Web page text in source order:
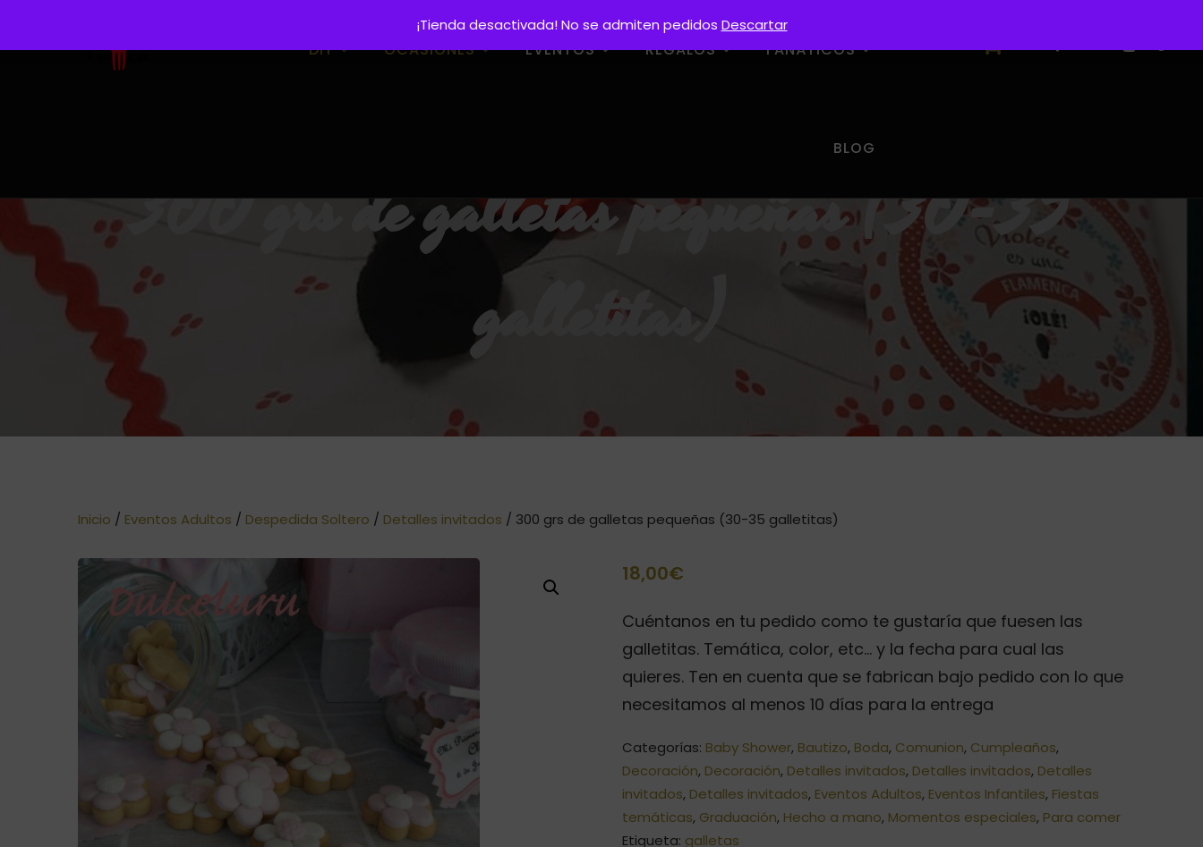
DIY OCASIONES EVENTOS REGALOS FANÁTICOS
BLOG
300 grs de galletas pequeñas (30-35
galletitas)
Inicio / Eventos Adultos / Despedida Soltero / Detalles invitados / 300 grs de galletas pequeñas (30-35 galletitas)
18,00€
Cuéntanos en tu pedido como te gustaría que fuesen las
galletitas. Temática, color, etc… y la fecha para cual las
quieres. Ten en cuenta que se fabrican bajo pedido con lo que
necesitamos al menos 10 días para la entrega
Categorías: Baby Shower, Bautizo, Boda, Comunion, Cumpleaños,
Decoración, Decoración, Detalles invitados, Detalles invitados, Detalles
invitados, Detalles invitados, Eventos Adultos, Eventos Infantiles, Fiestas
temáticas, Graduación, Hecho a mano, Momentos especiales, Para comer
Etiqueta: galletas
¡Tienda desactivada! No se admiten pedidos Descartar